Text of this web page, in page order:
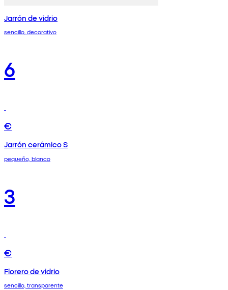
Jarrón de vidrio
sencillo, decorativo
6
€
Jarrón cerámico S
pequeño, blanco
3
€
Florero de vidrio
sencillo, transparente